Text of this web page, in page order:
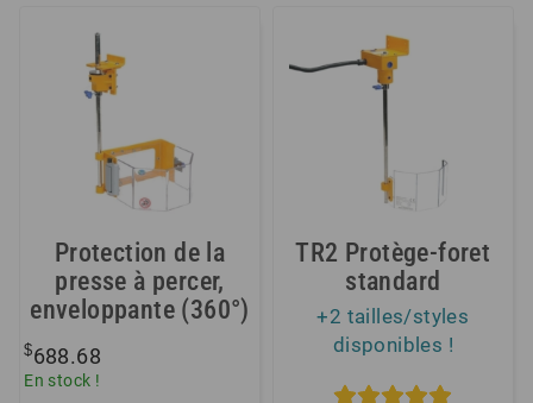
Protection de la
presse à percer,
enveloppante (360°)
$688.68
En stock !
TR2 Protège-foret
standard
+2 tailles/styles
disponibles !